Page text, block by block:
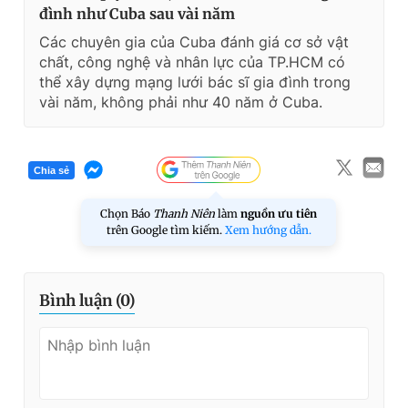
đình như Cuba sau vài năm
Các chuyên gia của Cuba đánh giá cơ sở vật
chất, công nghệ và nhân lực của TP.HCM có
thể xây dựng mạng lưới bác sĩ gia đình trong
vài năm, không phải như 40 năm ở Cuba.
Chia sẻ
Chọn Báo Thanh Niên làm nguồn ưu tiên
trên Google tìm kiếm. Xem hướng dẫn.
Bình luận (0)